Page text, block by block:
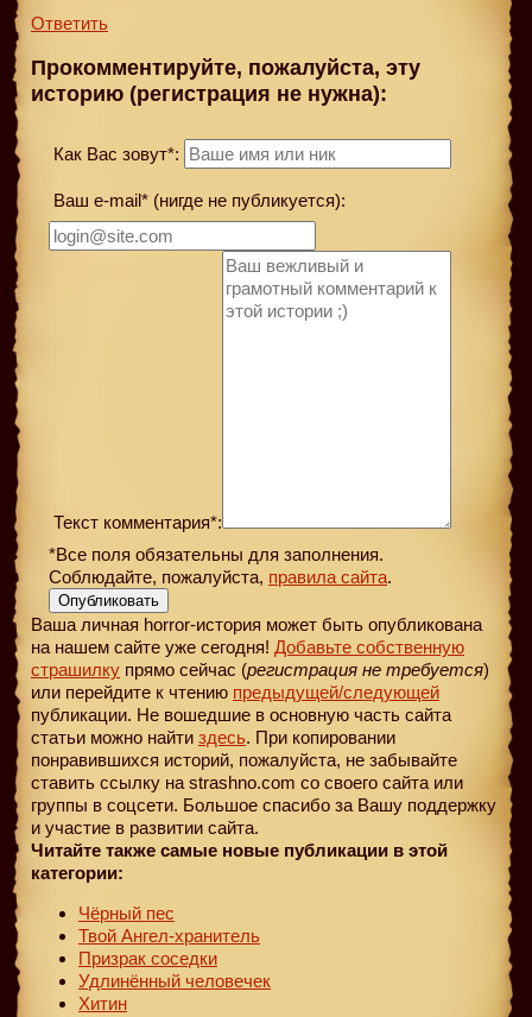
Ответить
Прокомментируйте, пожалуйста, эту
историю (регистрация не нужна):
Как Вас зовут*:
Ваш e-mail* (нигде не публикуется):
Текст комментария*:
*Все поля обязательны для заполнения.
Соблюдайте, пожалуйста, правила сайта.
Опубликовать
Ваша личная horror-история может быть опубликована
на нашем сайте уже сегодня! Добавьте собственную
страшилку прямо сейчас (регистрация не требуется)
или перейдите к чтению предыдущей/следующей
публикации. Не вошедшие в основную часть сайта
статьи можно найти здесь. При копировании
понравившихся историй, пожалуйста, не забывайте
ставить ссылку на strashno.com со своего сайта или
группы в соцсети. Большое спасибо за Вашу поддержку
и участие в развитии сайта.
Читайте также самые новые публикации в этой
категории:
Чёрный пес
Твой Ангел-хранитель
Призрак соседки
Удлинённый человечек
Хитин